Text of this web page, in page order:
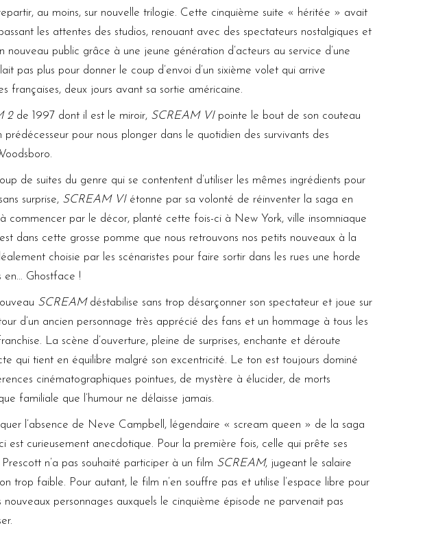
au moins, sur nouvelle trilogie. Cette cinquième suite « héritée » avait
les attentes des studios, renouant avec des spectateurs nostalgiques et
nouveau public grâce à une jeune génération d’acteurs au service d’une
pas plus pour donner le coup d’envoi d’un sixième volet qui arrive
françaises, deux jours avant sa sortie américaine.
2de 1997 dont il est le miroir, SCREAM VI pointe le bout de son couteau
prédécesseur pour nous plonger dans le quotidien des survivants des
de suites du genre qui se contentent d’utiliser les mêmes ingrédients pour
surprise, SCREAM VIétonne par sa volonté de réinventer la saga en
commencer par le décor, planté cette fois-ci à New York, ville insomniaque
dans cette grosse pomme que nous retrouvons nos petits nouveaux à la
choisie par les scénaristes pour faire sortir dans les rues une horde
en… Ghostface !
SCREAMdéstabilise sans trop désarçonner son spectateur et joue sur
d’un ancien personnage très apprécié des fans et un hommage à tous les
La scène d’ouverture, pleine de surprises, enchante et déroute
qui tient en équilibre malgré son excentricité. Le ton est toujours dominé
cinématographiques pointues, de mystère à élucider, de morts
familiale que l’humour ne délaisse jamais.
l’absence de Neve Campbell, légendaire « scream queen » de la saga
est curieusement anecdotique. Pour la première fois, celle qui prête ses
n’a pas souhaité participer à un film SCREAM, jugeant le salaire
trop faible. Pour autant, le film n’en souffre pas et utilise l’espace libre pour
personnages auxquels le cinquième épisode ne parvenait pas